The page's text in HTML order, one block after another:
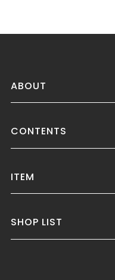
ABOUT
CONTENTS
ITEM
SHOP LIST